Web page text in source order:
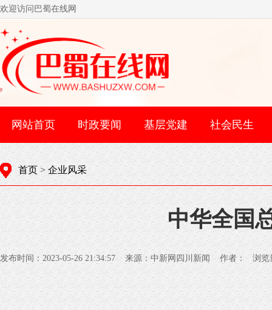
欢迎访问巴蜀在线网
网站首页 时政要闻 基层党建 社会民生
首页 > 企业风采
中华全国
发布时间：2023-05-26 21:34:57 来源：中新网四川新闻 作者： 浏览